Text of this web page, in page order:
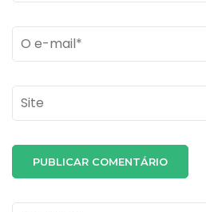
Email *
Site